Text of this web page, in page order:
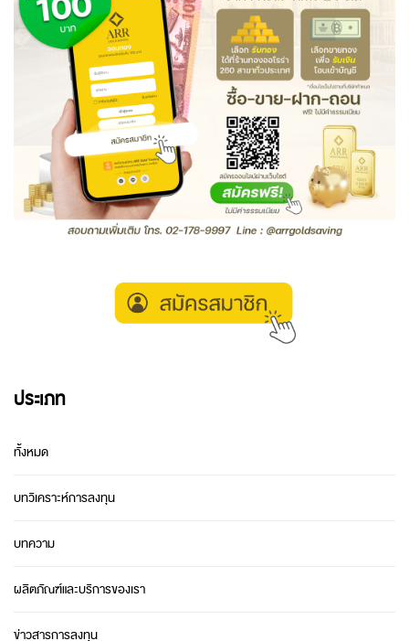
ประเภท
ทั้งหมด
บทวิเคราะห์การลงทุน
บทความ
ผลิตภัณฑ์และบริการของเรา
ข่าวสารการลงทุน